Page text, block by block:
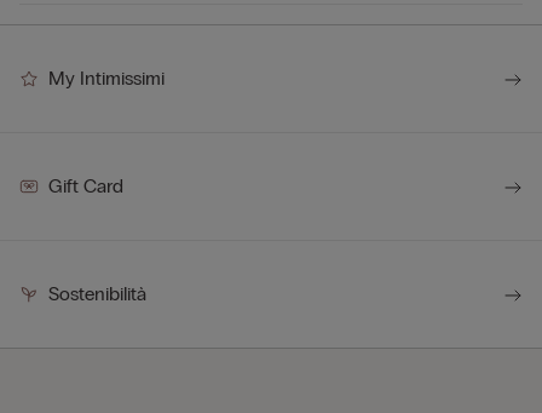
My Intimissimi
Gift Card
Sostenibilità